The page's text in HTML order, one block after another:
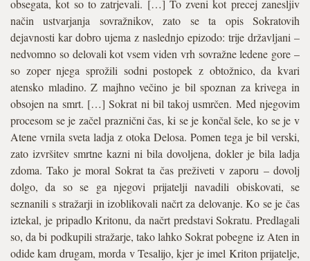
obsegata, kot so to zatrjevali. […] To zveni kot precej zanesljiv
način ustvarjanja sovražnikov, zato se ta opis Sokratovih
dejavnosti kar dobro ujema z naslednjo epizodo: trije državljani –
nedvomno so delovali kot vsem viden vrh sovražne ledene gore –
so zoper njega sprožili sodni postopek z obtožnico, da kvari
atensko mladino. Z majhno večino je bil spoznan za krivega in
obsojen na smrt. […] Sokrat ni bil takoj usmrčen. Med njegovim
procesom se je začel praznični čas, ki se je končal šele, ko se je v
Atene vrnila sveta ladja z otoka Delosa. Pomen tega je bil verski,
zato izvršitev smrtne kazni ni bila dovoljena, dokler je bila ladja
zdoma. Tako je moral Sokrat ta čas preživeti v zaporu – dovolj
dolgo, da so se ga njegovi prijatelji navadili obiskovati, se
seznanili s stražarji in izoblikovali načrt za delovanje. Ko se je čas
iztekal, je pripadlo Kritonu, da načrt predstavi Sokratu. Predlagali
so, da bi podkupili stražarje, tako lahko Sokrat pobegne iz Aten in
odide kam drugam, morda v Tesalijo, kjer je imel Kriton prijatelje,